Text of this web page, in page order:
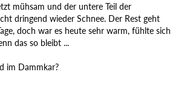
mühsam und der untere Teil der
dringend wieder Schnee. Der Rest geht
doch war es heute sehr warm, fühlte sich
das so bleibt ...
im Dammkar?